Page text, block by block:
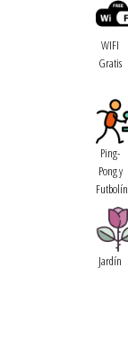
WIFI
Gratis
Ping-
Pong y
Futbolín
Jardín